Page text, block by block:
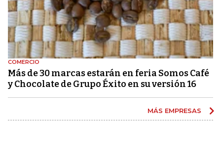
COMERCIO
Más de 30 marcas estarán en feria Somos Café
y Chocolate de Grupo Éxito en su versión 16
MÁS EMPRESAS